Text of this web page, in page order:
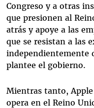
Congreso y a otras
que presionen al
atrás y apoye a las
que se resistan a las
independientemente
plantee el gobierno.
Mientras tanto,
opera en el Reino